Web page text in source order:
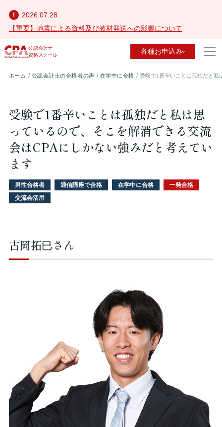
2026.07.28
【重要】地震による資料及び教材発送への影響について
公認会計士
資格スクール
各種お申込み
ホーム 公認会計士の合格者の声 在学中に合格 受験で1番辛いことは孤独だと私
受験で1番辛いことは孤独だと私は思
っているので、そこを解消できる交流
会はCPAにしかない強みだと考えてい
ます
男性合格者 通信講座で合格 在学中に合格
一発合格
交流会活用
古岡拓巳さん